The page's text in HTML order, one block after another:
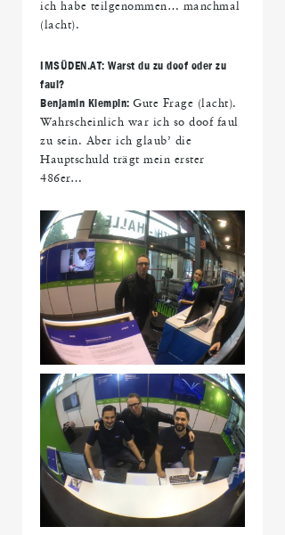
ich habe teilgenommen… manchmal
(lacht).
IMSÜDEN.AT: Warst du zu doof oder zu
faul?
Benjamin Klempin: Gute Frage (lacht).
Wahrscheinlich war ich so doof faul
zu sein. Aber ich glaub’ die
Hauptschuld trägt mein erster
486er…